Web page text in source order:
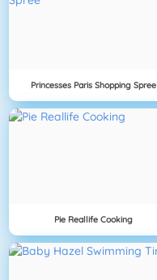
Princesses Paris Shopping Spree
Pie Reallife Cooking